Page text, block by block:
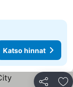
Katso hinnat